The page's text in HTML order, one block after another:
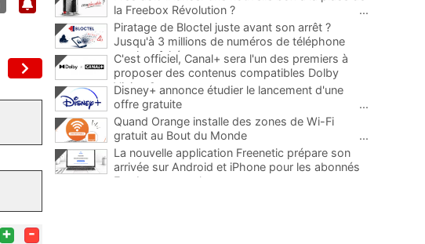
+ -
la Freebox Révolution ?
...
Piratage de Bloctel juste avant son arrêt ?
Jusqu'à 3 millions de numéros de téléphone
auraient fuité
C'est officiel, Canal+ sera l'un des premiers à
proposer des contenus compatibles Dolby
Vision 2
Disney+ annonce étudier le lancement d'une
offre gratuite
...
Quand Orange installe des zones de Wi-Fi
gratuit au Bout du Monde
...
La nouvelle application Freenetic prépare son
arrivée sur Android et iPhone pour les abonnés
Freebox, testez la